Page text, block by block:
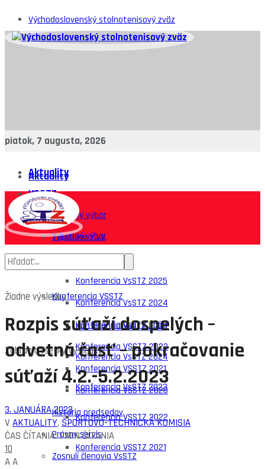
Východoslovenský stolnotenisový zväz
piatok, 7 augusta, 2026
Aktuality
VSSTZ
Výkonný výbor
Zápisnice z VV
Konferencia VsSTZ 2025
Konferencia VsSTZ 2024
Konferencia VsSTZ 2023
Konferencia VSSTZ 2022
Konferencia VSSTZ 2021
Konferencia VSSTZ 2020
História predsedov
Právny servis
Zosnulí členovia VsSTZ
Aktuality
VSSTZ
Výkonný výbor
Konferencia VSSTZ
Konferencia VsSTZ 2025
Konferencia VsSTZ 2024
Konferencia VsSTZ 2023
Konferencia VSSTZ 2022
Konferencia VSSTZ 2021
Žiadne výsledky
Zobraziť všetky výsledky
Rozpis súťaží dospelých –
odvetná časť – pokračovanie
súťaží 4.2.-5.2.2023
3. JANUÁRA 2023
V AKTUALITY, ŠPORTOVO-TECHNICKÁ KOMISIA
ČAS ČÍTANIA: 1 MIN ČÍTANIA
10
AA